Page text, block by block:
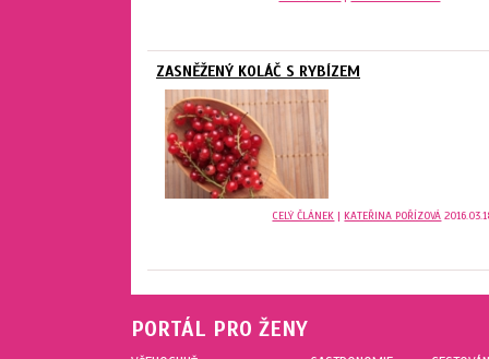
ZASNĚŽENÝ KOLÁČ S RYBÍZEM
CELÝ ČLÁNEK | KATEŘINA POŘÍZOVÁ
PORTÁL PRO ŽENY